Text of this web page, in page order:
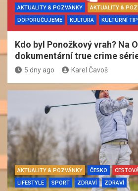
AKTUALITY & POZVÁNKY
AKTUALITY &
DOPORUČUJEME
KULTURA KULTURNÍ
Kdo byl Ponožkový vrah? Na
dokumentární true crime
5 dny ago Karel Čavoš
AKTUALITY & POZVÁNKY ČESKO
LIFESTYLE
SPORT ZDRAVÍ ZDRAVÍ